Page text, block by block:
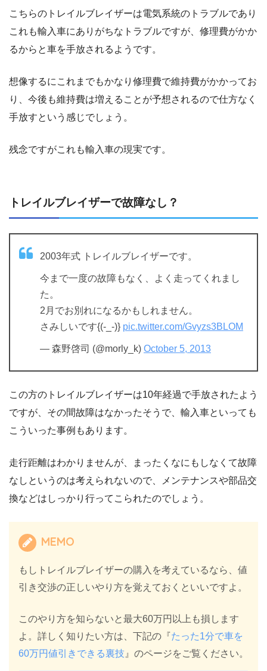
こちらのトレイルブレイザーは電気系統のトラブルであり
これも輸入車にありがちなトラブルですが、修理費がかか
るからと車を手放されるようです。
想像するにこれまでもかなり修理費で維持費がかかってお
り、今後も維持費は増えることが予想されるので仕方なく
手放すという感じでしょう。
残念ですがこれも輸入車の現実です。
トレイルブレイザーで故障なし？
2003年式 トレイルブレイザーです。
今まで一度の故障もなく、よく走ってくれまし
た。
2月でお別れになるかもしれません。
さみしいです{(-_-)} pic.twitter.com/Gvyzs3BLOM
— 森野啓司 (@morly_k) October 5, 2013
この方のトレイルブレイザーは10年経過で手放されたよう
ですが、その間故障はなかったそうで、輸入車といっても
こういった事例もあります。
走行距離はわかりませんが、まったくなにもしなくて故障
なしというのは考えられないので、メンテナンスや部品交
換などはしっかり行ってこられたのでしょう。
MEMO
もしトレイルブレイザーの購入を考えているなら、値
引き交渉の正しいやり方を覚えておくといいですよ。
このやり方を知らないと最大60万円以上も損します
よ。詳しく知りたい方は、下記の『たった1分で車を
60万円値引きできる裏技 』のページをご覧ください。